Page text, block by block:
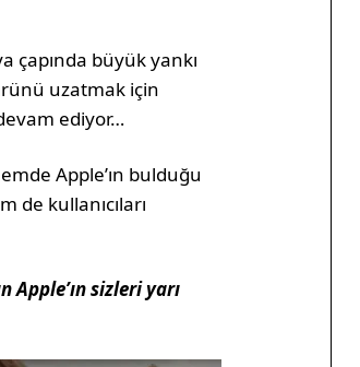
çapında büyük yankı
uzatmak için
ediyor…
Apple’ın bulduğu
de kullanıcıları
Apple’ın sizleri yarı